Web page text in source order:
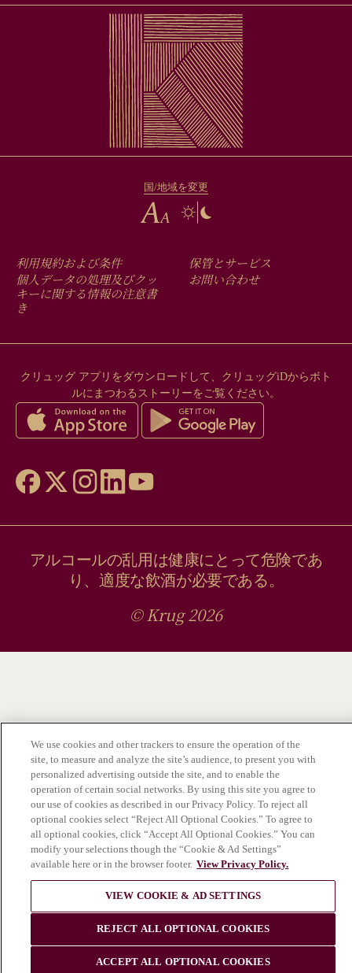
国/地域を変更
FOOTER
MENU
利用規約および条件
個人データの処理及びクッ
キーに関する情報の注意書
き
保管とサービス
お問い合わせ
クリュッグ アプリをダウンロードして、クリュッグiDからボト
ルにまつわるストーリーをご覧ください。
アルコールの乱用は健康にとって危険であ
り、適度な飲酒が必要である。
© Krug 2026
We use cookies and other trackers to ensure the operation of the
site, to measure and analyze the site’s audience, to present you with
personalized advertising outside the site, and to enable the
operation of certain social networks. By using this site you agree to
our use of cookies as described in our Privacy Policy. To reject all
optional cookies select “Reject All Optional Cookies.” To agree to
all optional cookies, click “Accept All Optional Cookies.” You can
modify your selections though the “Cookie & Ad Settings”
available here or in the browser footer. View Privacy Policy.
VIEW COOKIE & AD SETTINGS
REJECT ALL OPTIONAL COOKIES
ACCEPT ALL OPTIONAL COOKIES